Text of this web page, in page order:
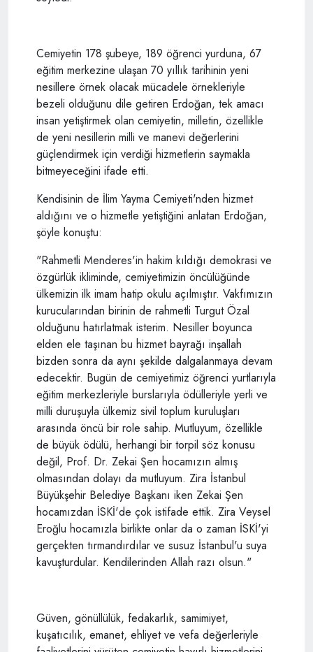
Cemiyetin 178 şubeye, 189 öğrenci yurduna, 67
eğitim merkezine ulaşan 70 yıllık tarihinin yeni
nesillere örnek olacak mücadele örnekleriyle
bezeli olduğunu dile getiren Erdoğan, tek amacı
insan yetiştirmek olan cemiyetin, milletin, özellikle
de yeni nesillerin milli ve manevi değerlerini
güçlendirmek için verdiği hizmetlerin saymakla
bitmeyeceğini ifade etti.
Kendisinin de İlim Yayma Cemiyeti'nden hizmet
aldığını ve o hizmetle yetiştiğini anlatan Erdoğan,
şöyle konuştu:
"Rahmetli Menderes'in hakim kıldığı demokrasi ve
özgürlük ikliminde, cemiyetimizin öncülüğünde
ülkemizin ilk imam hatip okulu açılmıştır. Vakfımızın
kurucularından birinin de rahmetli Turgut Özal
olduğunu hatırlatmak isterim. Nesiller boyunca
elden ele taşınan bu hizmet bayrağı inşallah
bizden sonra da aynı şekilde dalgalanmaya devam
edecektir. Bugün de cemiyetimiz öğrenci yurtlarıyla
eğitim merkezleriyle burslarıyla ödülleriyle yerli ve
milli duruşuyla ülkemiz sivil toplum kuruluşları
arasında öncü bir role sahip. Mutluyum, özellikle
de büyük ödülü, herhangi bir torpil söz konusu
değil, Prof. Dr. Zekai Şen hocamızın almış
olmasından dolayı da mutluyum. Zira İstanbul
Büyükşehir Belediye Başkanı iken Zekai Şen
hocamızdan İSKİ'de çok istifade ettik. Zira Veysel
Eroğlu hocamızla birlikte onlar da o zaman İSKİ'yi
gerçekten tırmandırdılar ve susuz İstanbul'u suya
kavuşturdular. Kendilerinden Allah razı olsun."
Güven, gönüllülük, fedakarlık, samimiyet,
kuşatıcılık, emanet, ehliyet ve vefa değerleriyle